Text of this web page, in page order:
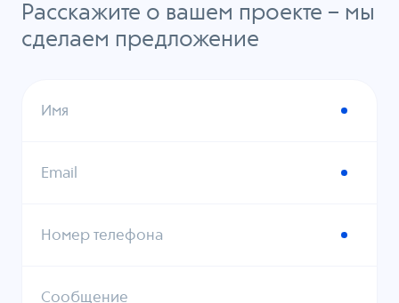
Расскажите о вашем проекте – мы
сделаем предложение
Имя
Email
Номер телефона
Сообщение